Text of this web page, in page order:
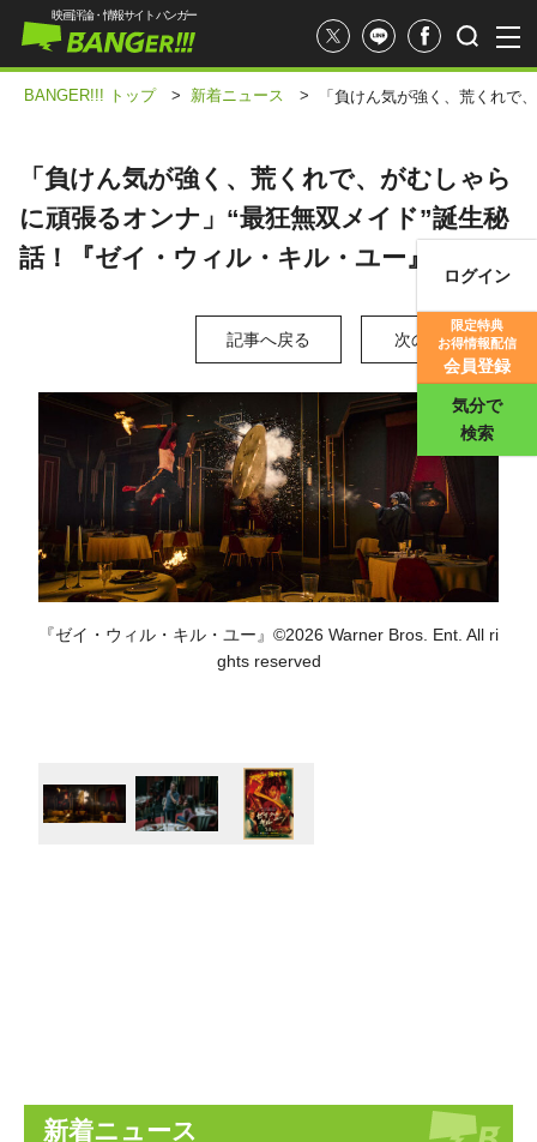
映画評価
映画評論・情報サイト バンガー
ログイン
限定特典
お得情報配信
会員登録
気分で
検索
BANGER!!! トップ > 新着ニュース > 「負けん気が強く、荒くれで
「負けん気が強く、荒くれで、がむしゃら
に頑張るオンナ」“最狂無双メイド”誕生秘
話！『ゼイ・ウィル・キル・ユー』
記事へ戻る 次の写真 >
『ゼイ・ウィル・キル・ユー』©2026 Warner Bros. Ent. All ri
ghts reserved
新着ニュース